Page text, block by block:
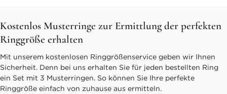
Kostenlos Musterringe zur Ermittlung der perfekten
Ringgröße erhalten
Mit unserem kostenlosen Ringgrößenservice geben wir Ihnen
Sicherheit. Denn bei uns erhalten Sie für jeden bestellten Ring
ein Set mit 3 Musterringen. So können Sie Ihre perfekte
Ringgröße einfach von zuhause aus ermitteln.